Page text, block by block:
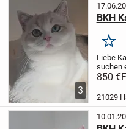
3
BKH
Liebe
suchen
unsere
gerne in
850 €
21029